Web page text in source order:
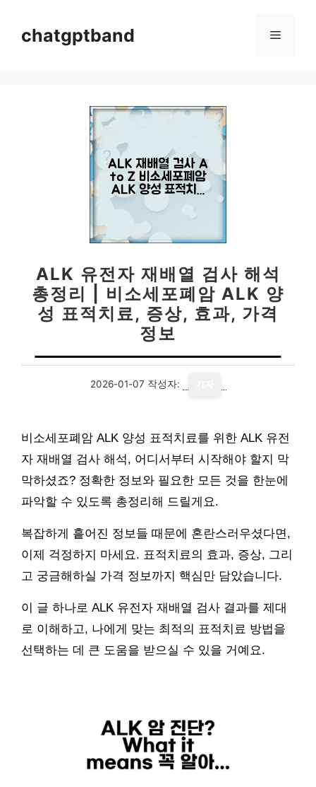
chatgptband 메
ALK 유전자 재배열 검사 해석
총정리 | 비소세포폐암 ALK 양
성 표적치료, 증상, 효과, 가격
정보
2026-01-07 작성자:
비소세포폐암 ALK 양성 표적치료를 위한 ALK 유전
자 재배열 검사 해석, 어디서부터 시작해야 할지 막
막하셨죠? 정확한 정보와 필요한 모든 것을 한눈에
파악할 수 있도록 총정리해 드릴게요.
복잡하게 흩어진 정보들 때문에 혼란스러우셨다면,
이제 걱정하지 마세요. 표적치료의 효과, 증상, 그리
고 궁금해하실 가격 정보까지 핵심만 담았습니다.
이 글 하나로 ALK 유전자 재배열 검사 결과를 제대
로 이해하고, 나에게 맞는 최적의 표적치료 방법을
선택하는 데 큰 도움을 받으실 수 있을 거예요.